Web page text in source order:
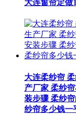
大连窗帘定做
大连柔纱帘
产厂家 柔纱
装步骤 柔纱
纱帘多少钱一